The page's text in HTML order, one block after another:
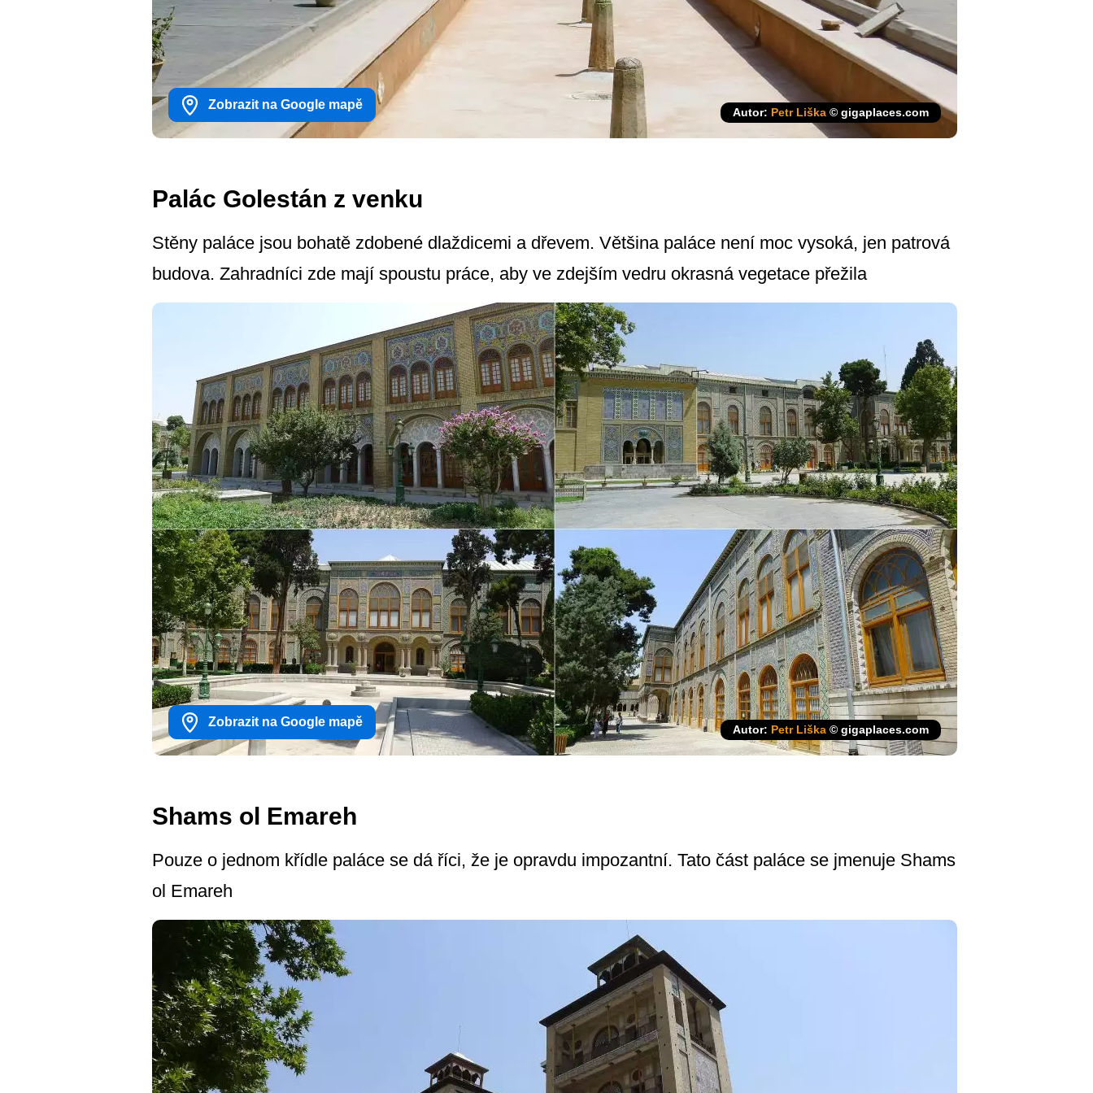
Zobrazit na Google mapě
Autor: Petr Liška © gigaplaces.com
Palác Golestán z venku
Stěny paláce jsou bohatě zdobené dlaždicemi a dřevem. Většina paláce není moc vysoká, jen patrová
budova. Zahradníci zde mají spoustu práce, aby ve zdejším vedru okrasná vegetace přežila
Zobrazit na Google mapě
Autor: Petr Liška © gigaplaces.com
Shams ol Emareh
Pouze o jednom křídle paláce se dá říci, že je opravdu impozantní. Tato část paláce se jmenuje Shams
ol Emareh